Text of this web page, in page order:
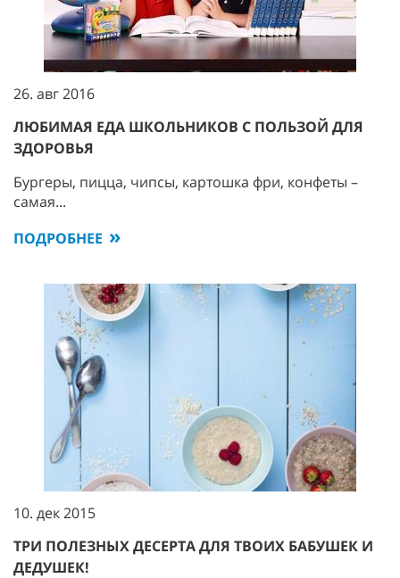
26. авг 2016
ЛЮБИМАЯ ЕДА ШКОЛЬНИКОВ С ПОЛЬЗОЙ ДЛЯ
ЗДОРОВЬЯ
Бургеры, пицца, чипсы, картошка фри, конфеты –
самая...
ПОДРОБНЕЕ
10. дек 2015
ТРИ ПОЛЕЗНЫХ ДЕСЕРТА ДЛЯ ТВОИХ БАБУШЕК И
ДЕДУШЕК!